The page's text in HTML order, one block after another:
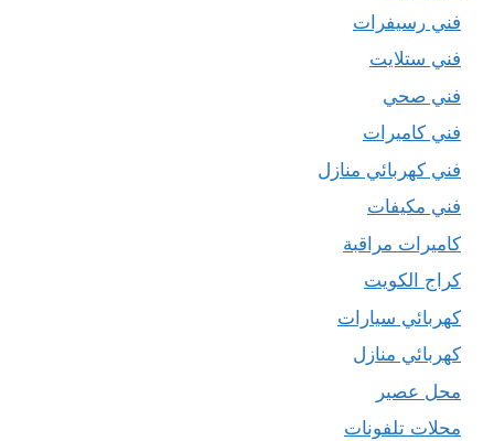
فني رسيفرات
فني ستلايت
فني صحي
فني كاميرات
فني كهربائي منازل
فني مكيفات
كاميرات مراقبة
كراج الكويت
كهربائي سيارات
كهربائي منازل
محل عصير
محلات تلفونات